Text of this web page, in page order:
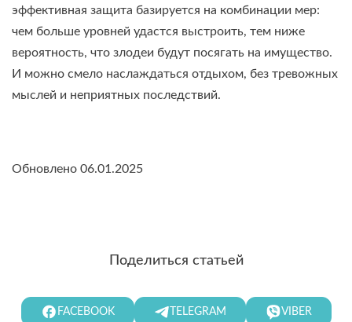
эффективная защита базируется на комбинации мер:
чем больше уровней удастся выстроить, тем ниже
вероятность, что злодеи будут посягать на имущество.
И можно смело наслаждаться отдыхом, без тревожных
мыслей и неприятных последствий.
Обновлено 06.01.2025
Поделиться статьей
FACEBOOK TELEGRAM VIBER